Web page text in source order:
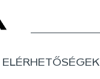
ELÉRHETŐSÉGEK